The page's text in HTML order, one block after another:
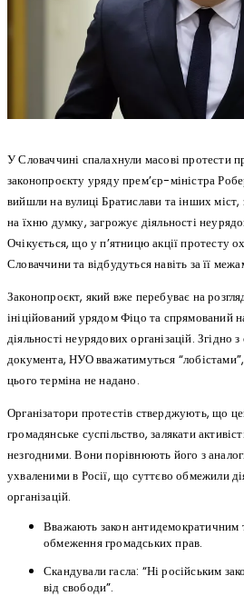
У Словаччині спалахнули масові протести
законопроєкту уряду прем’єр-міністра
вийшли на вулиці Братислави та інших міст,
на їхню думку, загрожує діяльності
Очікується, що у п’ятницю акції протесту
Словаччини та відбудуться навіть за її
Законопроєкт, який вже перебуває на
ініційований урядом Фіцо та спрямований
діяльності неурядових організацій. Згідно
документа, НУО вважатимуться
цього терміна не надано.
Організатори протестів стверджують, що
громадянське суспільство, залякати
незгодними. Вони порівнюють його з
ухваленими в Росії, що суттєво обмежили
організацій.
Вважають закон антидемократичним
обмеження громадських прав.
Скандували гасла: “Ні російським
від свободи”.